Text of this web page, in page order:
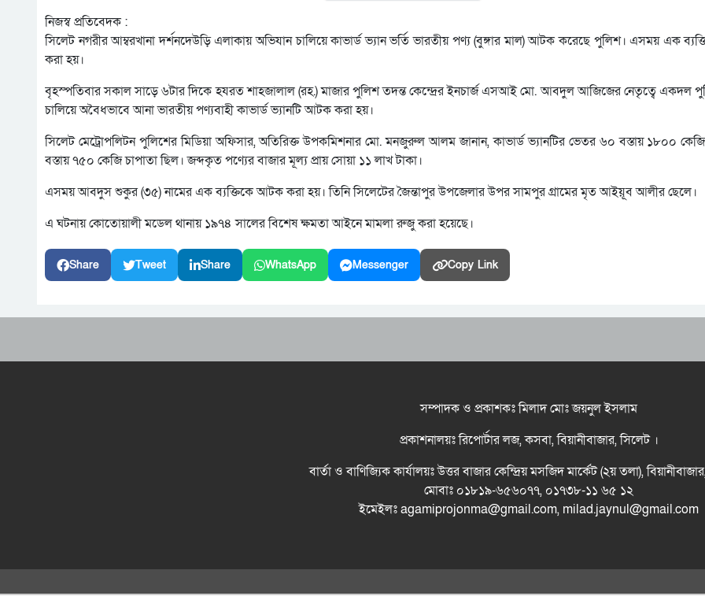
নিজস্ব প্রতিবেদক :
সিলেট নগরীর আম্বরখানা দর্শনদেউড়ি এলাকায় অভিযান চালিয়ে কাভার্ড ভ্যান ভর্তি ভারতীয় পণ্য (বুঙ্গার মাল) আটক করেছে পুলিশ। এসময় এক
করা হয়।
বৃহস্পতিবার সকাল সাড়ে ৬টার দিকে হযরত শাহজালাল (রহ.) মাজার পুলিশ তদন্ত কেন্দ্রের ইনচার্জ এসআই মো. আবদুল আজিজের নেতৃত্বে একদল
চালিয়ে অবৈধভাবে আনা ভারতীয় পণ্যবাহী কাভার্ড ভ্যানটি আটক করা হয়।
সিলেট মেট্রোপলিটন পুলিশের মিডিয়া অফিসার, অতিরিক্ত উপকমিশনার মো. মনজুরুল আলম জানান, কাভার্ড ভ্যানটির ভেতর ৬০ বস্তায় ১৮০০
বস্তায় ৭৫০ কেজি চাপাতা ছিল। জব্দকৃত পণ্যের বাজার মূল্য প্রায় সোয়া ১১ লাখ টাকা।
এসময় আবদুস শুকুর (৩৫) নামের এক ব্যক্তিকে আটক করা হয়। তিনি সিলেটের জৈন্তাপুর উপজেলার উপর সামপুর গ্রামের মৃত আইয়ূব আলীর ছেলে।
এ ঘটনায় কোতোয়ালী মডেল থানায় ১৯৭৪ সালের বিশেষ ক্ষমতা আইনে মামলা রুজু করা হয়েছে।
Share Tweet Share WhatsApp Messenger Copy Link
সম্পাদক ও প্রকাশকঃ মিলাদ মোঃ জয়নুল ইসলাম
প্রকাশনালয়ঃ রিপোর্টার লজ, কসবা, বিয়ানীবাজার, সিলেট ।
বার্তা ও বাণিজ্যিক কার্যালয়ঃ উত্তর বাজার কেন্দ্রিয় মসজিদ মার্কেট (২য় তলা),
মোবাঃ ০১৮১৯-৬৫৬০৭৭, ০১৭৩৮-১১ ৬৫ ১২
ইমেইলঃ agamiprojonma@gmail.com, milad.jaynul@gmail.com